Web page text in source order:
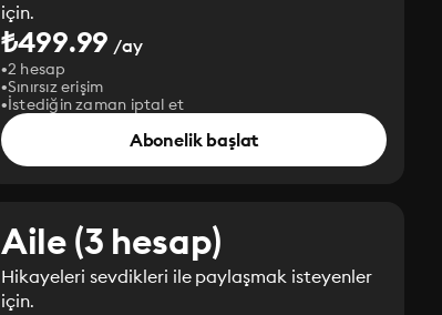
için.
₺499.99 /ay
2 hesap
Sınırsız erişim
İstediğin zaman iptal et
Abonelik başlat
Aile (3 hesap)
Hikayeleri sevdikleri ile paylaşmak isteyenler
için.